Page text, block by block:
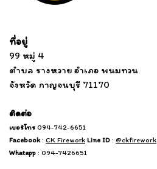
ที่อยู่
99 หมู่ 4
ตำบล รางหวาย อำเภอ พนมทวน
จังหวัด กาญจนบุรี 71170
ติดต่อ
เบอร์โทร 094-742-6651
Facebook: CK Firework Line ID : @ckfirework
Whatapp : 094-7426651